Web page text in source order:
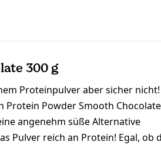
300 g
Proteinpulver aber sicher nicht!
Powder Smooth
angenehm süße Alternative
Pulver reich an Protein! Egal, ob